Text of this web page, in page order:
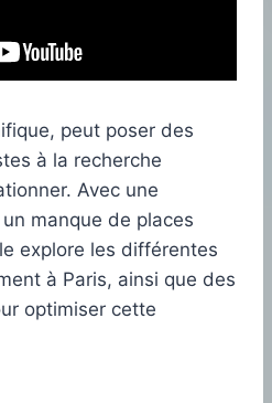
peut poser des
à la recherche
Avec une
manque de places
explore les différentes
à Paris, ainsi que des
optimiser cette